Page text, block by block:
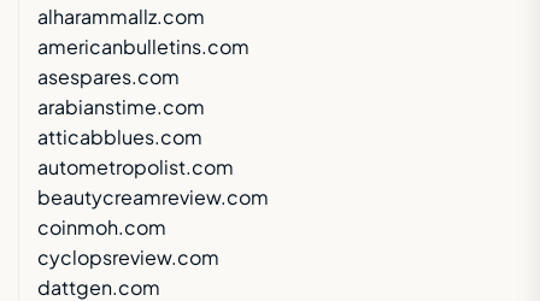
alharammallz.com
americanbulletins.com
asespares.com
arabianstime.com
atticabblues.com
autometropolist.com
beautycreamreview.com
coinmoh.com
cyclopsreview.com
dattgen.com